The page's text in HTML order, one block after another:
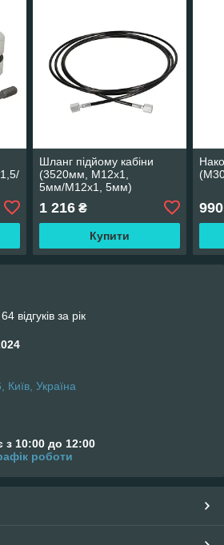
Шланг підйому кабіни
(3520мм, M12x1,
5мм/M12x1, 5мм)
TECHNIC DT410385
1 216₴
Купити
990
відгуків за рік
Київ, Україна
з 10:00 до 12:00
роботи